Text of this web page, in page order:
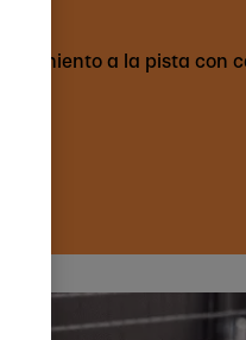
a la pista con